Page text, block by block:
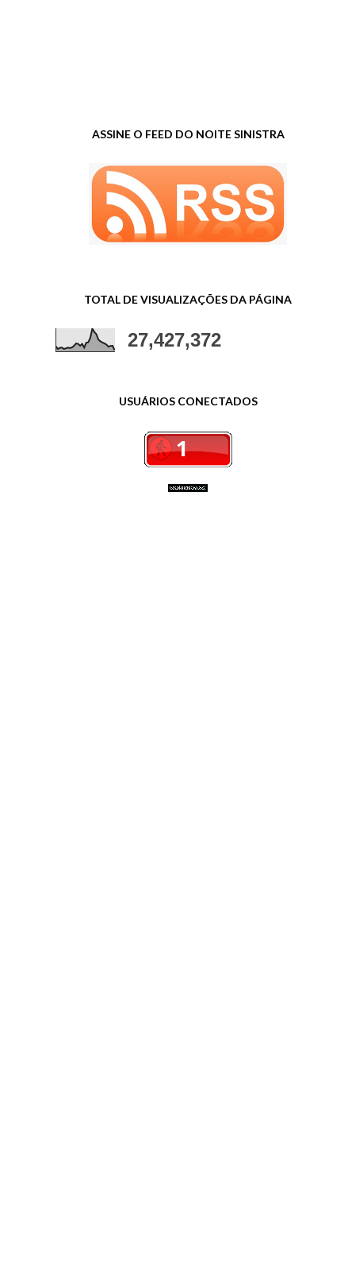
ASSINE O FEED DO NOITE SINISTRA
TOTAL DE VISUALIZAÇÕES DA PÁGINA
27,427,372
USUÁRIOS CONECTADOS